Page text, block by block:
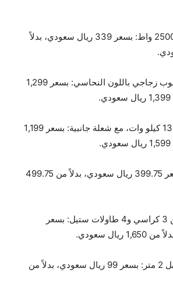
سخان زيت 9 ريشة، 2500 واط: بسعر 339 ريال سعودي، بدلاً
سخان غاز خارجي بأنبوب زجاجي باللون النحاسي: بسعر 1,299
شواية غاز 4 شعلة، 13.7 كيلو وات، مع شعلة جانبية: بسعر 1,199
موقد غاز الطاولة: بسعر 399.75 ريال سعودي، بدلاً من 499.75
طقم جلوس مكون من 3 كراسي و4 طاولات ستيل: بسعر
ماكينة قص الشعر بكابل 2 متر: بسعر 99 ريال سعودي، بدلاً من